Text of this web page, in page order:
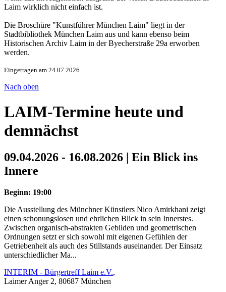
Laim wirklich nicht einfach ist.
Die Broschüre "Kunstführer München Laim" liegt in der
Stadtbibliothek München Laim aus und kann ebenso beim
Historischen Archiv Laim in der Byecherstraße 29a erworben
werden.
Eingetragen am 24.07.2026
Nach oben
LAIM-Termine heute und
demnächst
09.04.2026 - 16.08.2026 | Ein Blick ins
Innere
Beginn: 19:00
Die Ausstellung des Münchner Künstlers Nico Amirkhani zeigt
einen schonungslosen und ehrlichen Blick in sein Innerstes.
Zwischen organisch-abstrakten Gebilden und geometrischen
Ordnungen setzt er sich sowohl mit eigenen Gefühlen der
Getriebenheit als auch des Stillstands auseinander. Der Einsatz
unterschiedlicher Ma...
INTERIM - Bürgertreff Laim e.V.,
Laimer Anger 2, 80687 München